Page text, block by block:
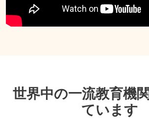
世界中の一流教育機
ています